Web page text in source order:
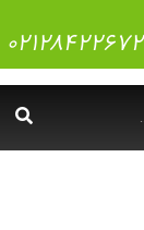
۰۲۱۲۸۴۲۲۶۷۲